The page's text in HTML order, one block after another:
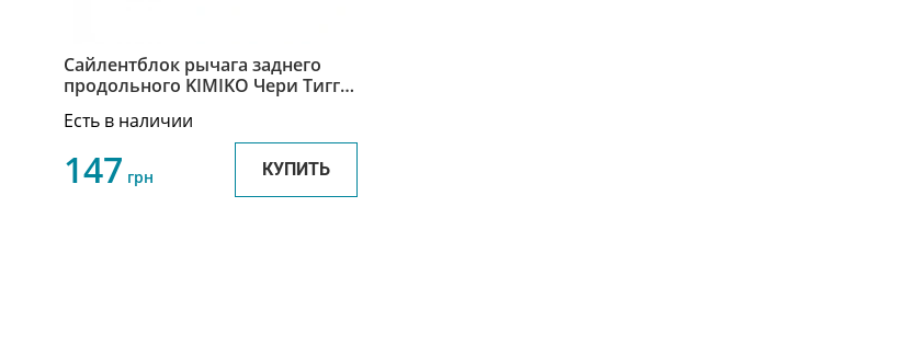
Сайлентблок рычага заднего
продольного KIMIKO Чери Тигго
Есть в наличии
147 грн КУПИТЬ